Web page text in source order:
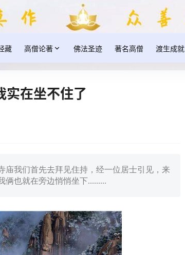
藏 高僧论著 佛法圣迹 著名高僧 渡生成就
实在坐不住了
庙我们首先去拜见住持，经一位居士引见，来
俩也就在旁边悄悄坐下.........